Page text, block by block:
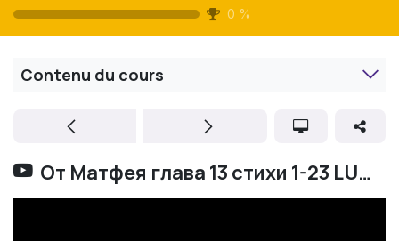
0 %
Contenu du cours
От Матфея глава 13 стихи 1-23 LUMO